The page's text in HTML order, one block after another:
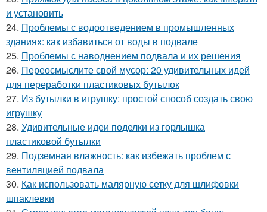
и установить
24. Проблемы с водоотведением в промышленных
зданиях: как избавиться от воды в подвале
25. Проблемы с наводнением подвала и их решения
26. Переосмыслите свой мусор: 20 удивительных идей
для переработки пластиковых бутылок
27. Из бутылки в игрушку: простой способ создать свою
игрушку
28. Удивительные идеи поделки из горлышка
пластиковой бутылки
29. Подземная влажность: как избежать проблем с
вентиляцией подвала
30. Как использовать малярную сетку для шлифовки
шпаклевки